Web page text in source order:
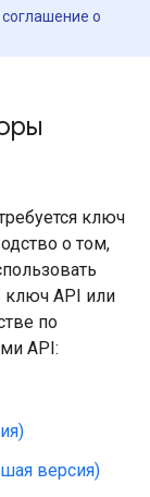
о
ключ
о том,
ключ API или
по
API:
версия)